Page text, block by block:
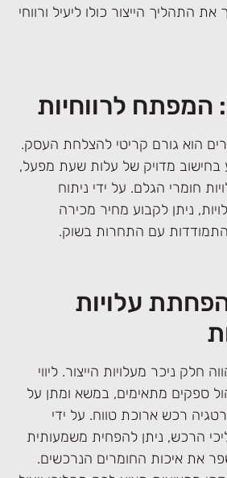
התהליך הייצור כולו ליעיל ורווחי
המפתח לרווחיות
הוא גורם קריטי להצלחת העסק.
בחישוב מדויק של עלות שעת מפעל,
חומרי הגלם. על ידי ניתוח
ניתן לקבוע מחיר מכירה
התמודדות עם התחרות בשוק.
עלויות
חלק ניכר מעלויות הייצור. ליווי
ספקים מתאימים, במשא ומתן על
רכש ארוכת טווח. על ידי
הרכש, ניתן להפחית משמעותית
את איכות החומרים הנרכשים.